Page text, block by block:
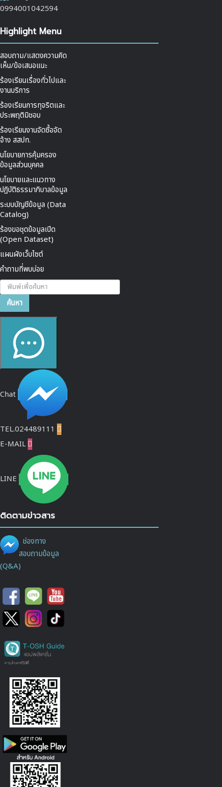
0994001042594
Highlight Menu
สอบถาม/แสดงความคิด
เห็น/ข้อเสนอแนะ
ร้องเรียนเรื่องทั่วไปและ
งานบริการ
ร้องเรียนการทุจริตและ
ประพฤติมิชอบ
ร้องเรียนงานจัดซื้อจัด
จ้าง สสปท.
นโยบายการคุ้มครอง
ข้อมูลส่วนบุคคล
นโยบายและแนวทาง
ปฏิบัติธรรมาภิบาลข้อมูล
ระบบบัญชีข้อมูล (Data
Catalog)
ร้องขอชุดข้อมูลเปิด
(Open Dataset)
แผนผังเว็บไซต์
คำถามที่พบบ่อย
ค้นหา...
ค้นหา
Chat
TEL.024489111 
E-MAIL 
LINE
ติดตามข่าวสาร
ช่องทาง
สอบถามข้อมูล
(Q&A)